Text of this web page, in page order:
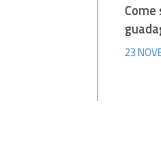
Come
23